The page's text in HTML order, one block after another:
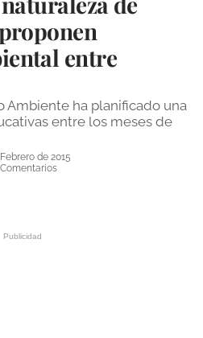
entre
Ambiente ha planificado una
entre los meses de
de 2015
Comentarios